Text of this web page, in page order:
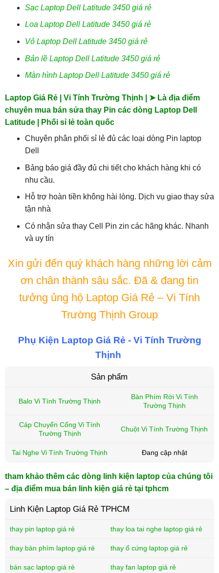
Sạc Laptop Dell Latitude 3450 giá rẻ
Loa Laptop Dell Latitude 3450 giá rẻ
Vỏ Laptop Dell Latitude 3450 giá rẻ
Bản lề Laptop Dell Latitude 3450 giá rẻ
Màn hình Laptop Dell Latitude 3450 giá rẻ
Laptop Giá Rẻ | Vi Tính Trường Thịnh | ➤ Là địa điểm
chuyên mua bán sửa thay Pin các dòng Laptop Dell
Latitude | Phối sỉ lẻ toàn quốc
Chuyên phân phối sỉ lẻ đủ các loại dòng Pin laptop
Dell
Bảng báo giá đầy đủ chi tiết cho khách hàng khi có
nhu cầu.
Hỗ trợ hoàn tiền không hài lòng. Dịch vụ giao thay sửa
tận nhà
Có nhận sửa thay Cell Pin zin các hãng khác. Nhanh
và uy tín
Xin gửi đến quý khách hàng những lời cảm
ơn chân thành sâu sắc. Đã & đang tin
tưởng ủng hộ Laptop Giá Rẻ – Vi Tính
Trường Thịnh Group
Phụ Kiện Laptop Giá Rẻ - Vi Tính Trường
Thịnh
Sản phẩm
Balo Vi Tính Trường Thịnh
Bàn Phím Rời Vi Tính
Trường Thịnh
Cáp Chuyển Cổng Vi Tính
Trường Thịnh
Chuột Vi Tính Trường Thịnh
Tai Nghe Vi Tính Trường Thịnh Đang cập nhật
tham khảo thêm các dòng linh kiện laptop của chúng tôi
– địa điểm mua bán linh kiện giá rẻ tại tphcm
Linh Kiện Laptop Giá Rẻ TPHCM
thay pin laptop giá rẻ thay loa tai nghe laptop giá rẻ
thay bàn phím laptop giá rẻ thay ổ cứng laptop giá rẻ
bán sạc laptop giá rẻ thay fan laptop giá rẻ